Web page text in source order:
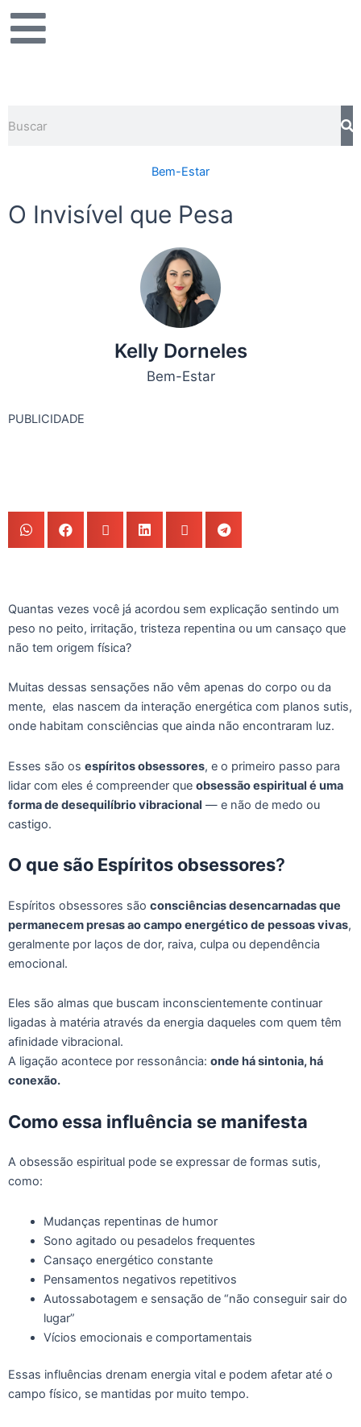
para
Bem-Estar
O Invisível que Pesa
Kelly Dorneles
Bem-Estar
PUBLICIDADE
Quantas vezes você já acordou sem explicação sentindo um
peso no peito, irritação, tristeza repentina ou um cansaço que
não tem origem física?
Muitas dessas sensações não vêm apenas do corpo ou da
mente, elas nascem da interação energética com planos sutis,
onde habitam consciências que ainda não encontraram luz.
Esses são os espíritos obsessores, e o primeiro passo para
lidar com eles é compreender que obsessão espiritual é uma
forma de desequilíbrio vibracional — e não de medo ou
castigo.
O que são Espíritos obsessores?
Espíritos obsessores são consciências desencarnadas que
permanecem presas ao campo energético de pessoas vivas,
geralmente por laços de dor, raiva, culpa ou dependência
emocional.
Eles são almas que buscam inconscientemente continuar
ligadas à matéria através da energia daqueles com quem têm
afinidade vibracional.
A ligação acontece por ressonância: onde há sintonia, há
conexão.
Como essa influência se manifesta
A obsessão espiritual pode se expressar de formas sutis,
como:
Mudanças repentinas de humor
Sono agitado ou pesadelos frequentes
Cansaço energético constante
Pensamentos negativos repetitivos
Autossabotagem e sensação de “não conseguir sair do
lugar”
Vícios emocionais e comportamentais
Essas influências drenam energia vital e podem afetar até o
campo físico, se mantidas por muito tempo.